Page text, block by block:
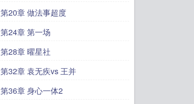
第20章 做法事超度
第24章 第一场
第28章 曜星社
第32章 袁无疾vs 王并
第36章 身心一体2